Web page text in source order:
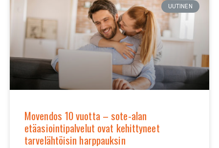
UUTINEN
Movendos 10 vuotta – sote-alan
etäasiointipalvelut ovat kehittyneet
tarvelähtöisin harppauksin